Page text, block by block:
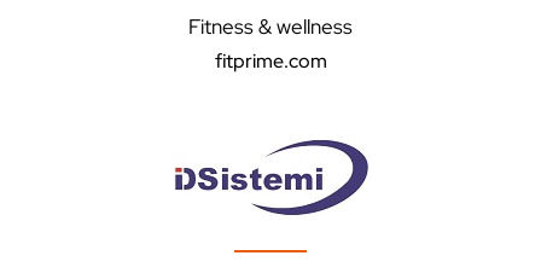
Fitness & wellness
fitprime.com